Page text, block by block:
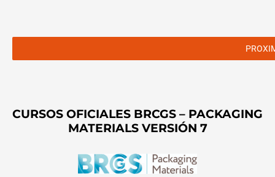
CURSOS OFICIALES BRCGS – PACKAGING
MATERIALS VERSIÓN 7